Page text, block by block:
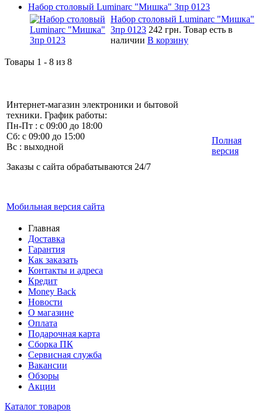
Набор столовый Luminarc "Мишка" 3пр 0123
Набор столовый Luminarc "Мишка"
3пр 0123 242 грн. Товар есть в
наличии В корзину
Товары 1 - 8 из 8
Интернет-магазин электроники и бытовой
техники. График работы:
Пн-Пт : с 09:00 до 18:00
Сб: с 09:00 до 15:00
Вс : выходной
Заказы с сайта обрабатываются 24/7
Мобильная версия сайта
Полная
версия
Главная
Доставка
Гарантия
Как заказать
Контакты и адреса
Кредит
Money Back
Новости
О магазине
Оплата
Подарочная карта
Сборка ПК
Сервисная служба
Вакансии
Обзоры
Акции
Каталог товаров